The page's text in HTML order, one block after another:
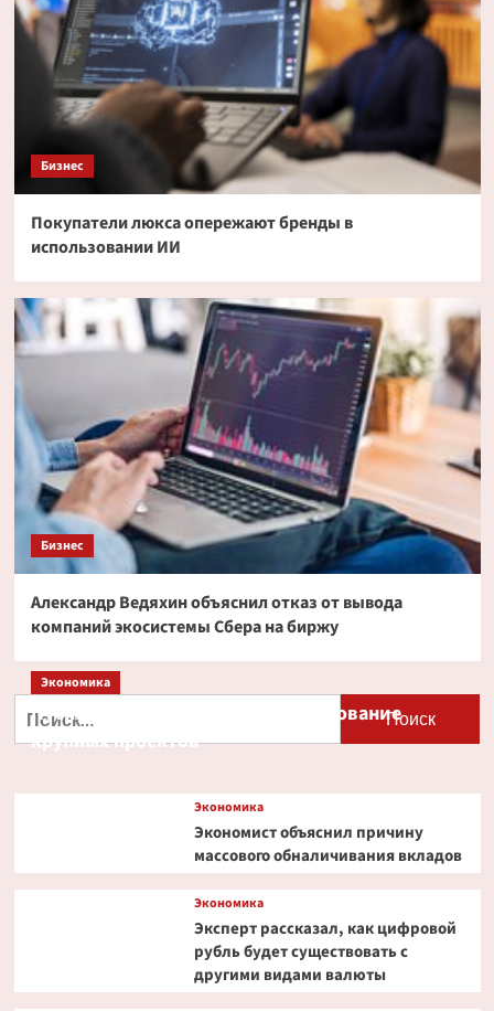
Бизнес
Покупатели люкса опережают бренды в
использовании ИИ
Бизнес
Александр Ведяхин объяснил отказ от вывода
компаний экосистемы Сбера на биржу
Экономика
Путин и Костин обсудили кредитование
крупных проектов
Экономика
Экономист объяснил причину
массового обналичивания вкладов
Экономика
Эксперт рассказал, как цифровой
рубль будет существовать с
другими видами валюты